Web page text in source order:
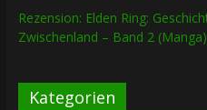
Rezension: Elden Ring:
Zwischenland – Band 2 (Manga)
Kategorien